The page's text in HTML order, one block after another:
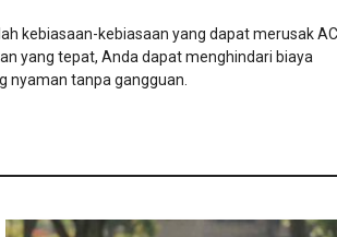
kebiasaan-kebiasaan yang dapat merusak AC
yang tepat, Anda dapat menghindari biaya
nyaman tanpa gangguan.